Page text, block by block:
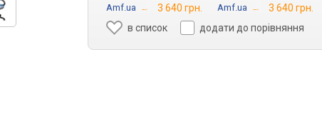
Amf.ua → 3 640 грн. Amf.ua →
3 640 грн.
в список
додати до порівняння